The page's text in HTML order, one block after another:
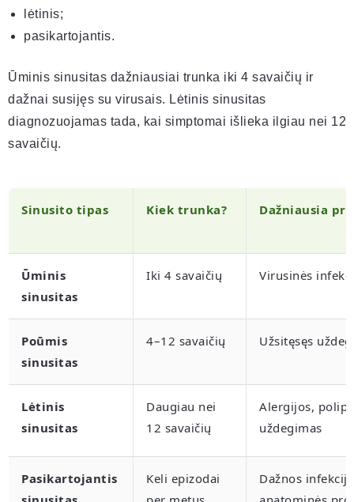
lėtinis;
pasikartojantis.
Ūminis sinusitas dažniausiai trunka iki 4 savaičių ir
dažnai susijęs su virusais. Lėtinis sinusitas
diagnozuojamas tada, kai simptomai išlieka ilgiau nei 12
savaičių.
Sinusito tipas Kiek trunka? Dažniausia
Ūminis
sinusitas
Iki 4 savaičių Virusinės
Poūmis
sinusitas
4–12 savaičių Užsitęsęs
Lėtinis
sinusitas
Daugiau nei
12 savaičių
Alergijos,
uždegimas
Pasikartojantis
Keli epizodai
Dažnos